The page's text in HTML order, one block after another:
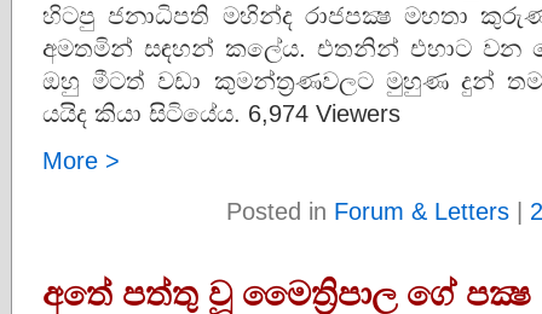
හිටපු ජනාධිපති මහින්ද රාජපක්‍ෂ මහතා
අමතමින් සඳහන් කලේය. එතනින් එහාට වන
ඔහු මීටත් වඩා කුමන්ත‍්‍රණවලට මුහුණ දුන්
යයිද කියා සිටියේය. 6,974 Viewers
More >
Posted in Forum & Letters|
අතේ පත්තු වූ මෛත්‍රිපාල ගේ